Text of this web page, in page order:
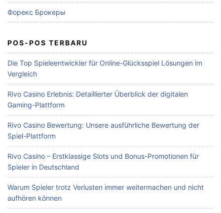
Форекс Брокеры
POS-POS TERBARU
Die Top Spieleentwickler für Online-Glücksspiel Lösungen im
Vergleich
Rivo Casino Erlebnis: Detaillierter Überblick der digitalen
Gaming-Plattform
Rivo Casino Bewertung: Unsere ausführliche Bewertung der
Spiel-Plattform
Rivo Casino – Erstklassige Slots und Bonus-Promotionen für
Spieler in Deutschland
Warum Spieler trotz Verlusten immer weitermachen und nicht
aufhören können